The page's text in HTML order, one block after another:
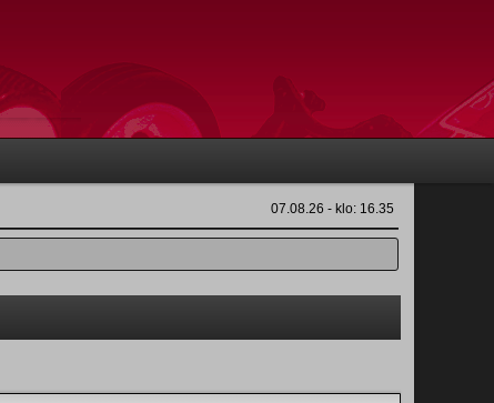
07.08.26 - klo: 16.35